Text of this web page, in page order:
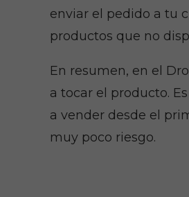
enviar el pedido a tu
productos que no
En resumen, en el
a tocar el producto.
a vender desde el
muy poco riesgo.